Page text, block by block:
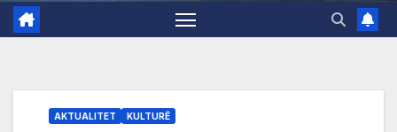
AKTUALITET KULTURË